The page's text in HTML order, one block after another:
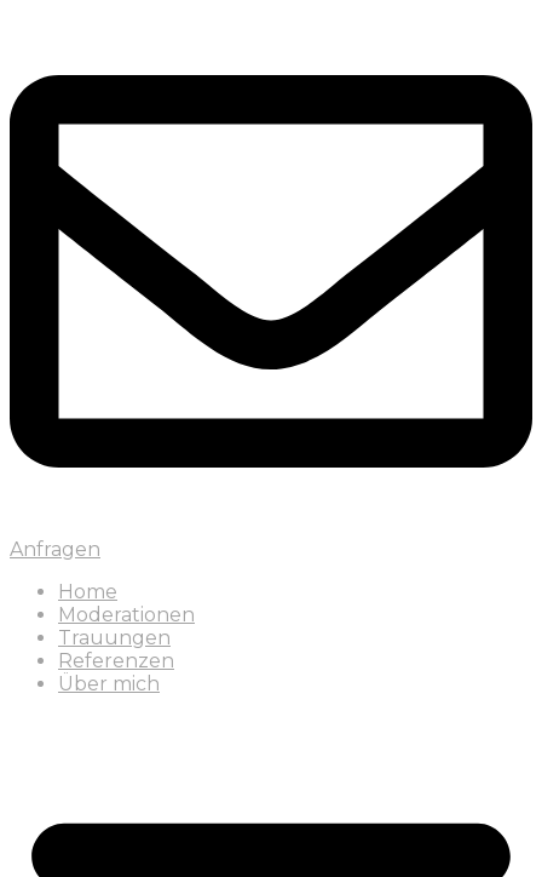
Anfragen
Home
Moderationen
Trauungen
Referenzen
Über mich